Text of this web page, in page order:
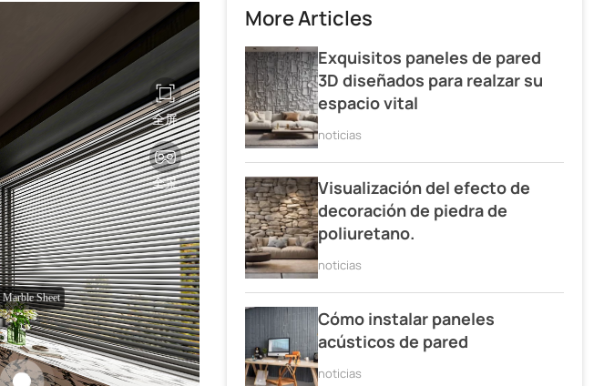
More Articles
Exquisitos paneles de pared
3D diseñados para realzar su
espacio vital
noticias
Visualización del efecto de
decoración de piedra de
poliuretano.
noticias
Cómo instalar paneles
acústicos de pared
noticias